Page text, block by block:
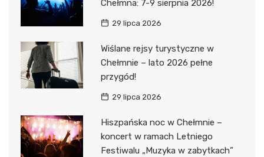
Chełmna: 7-9 sierpnia 2026!
29 lipca 2026
Wiślane rejsy turystyczne w
Chełmnie – lato 2026 pełne
przygód!
29 lipca 2026
Hiszpańska noc w Chełmnie –
koncert w ramach Letniego
Festiwalu „Muzyka w zabytkach”